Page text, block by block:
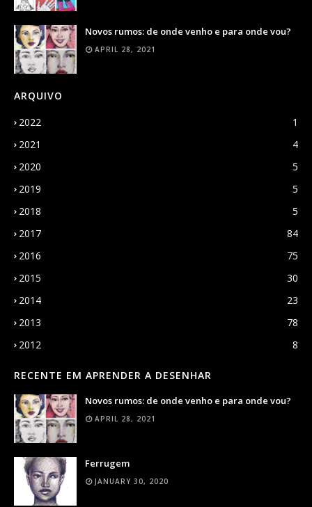
Novos rumos: de onde venho e para onde vou?
APRIL 28, 2021
ARQUIVO
2022
1
2021
4
2020
5
2019
5
2018
5
2017
84
2016
75
2015
30
2014
23
2013
78
2012
8
RECENTE EM APRENDER A DESENHAR
Novos rumos: de onde venho e para onde vou?
APRIL 28, 2021
Ferrugem
JANUARY 30, 2020